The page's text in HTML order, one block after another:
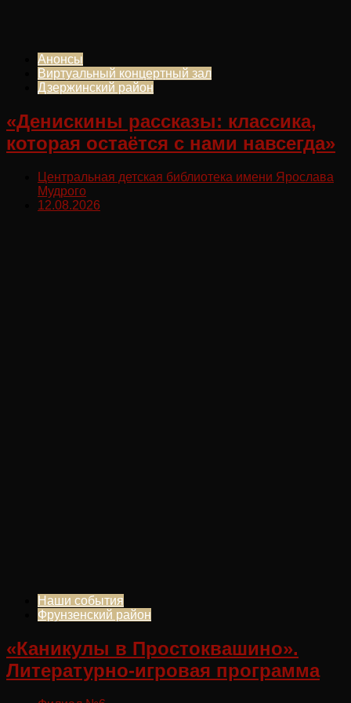
Анонсы
Виртуальный концертный зал
Дзержинский район
«Денискины рассказы: классика,
которая остаётся с нами навсегда»
Центральная детская библиотека имени Ярослава
Мудрого
12.08.2026
Наши события
Фрунзенский район
«Каникулы в Простоквашино».
Литературно-игровая программа